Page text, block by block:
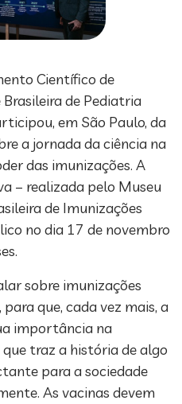
Científico de
de Pediatria
em São Paulo, da
a jornada da ciência na
das imunizações. A
– realizada pelo Museu
de Imunizações
no dia 17 de novembro
sobre imunizações
que, cada vez mais, a
importância na
traz a história de algo
para a sociedade
As vacinas devem